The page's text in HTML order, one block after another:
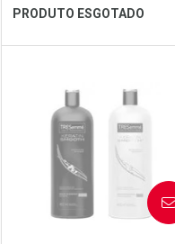
Ver Desconto Convênio
PRODUTO ESGOTADO
Laboratório
Por Menos
AVISE-ME